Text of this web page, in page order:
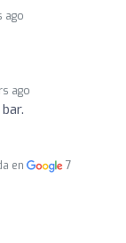
ago
ago
en
7